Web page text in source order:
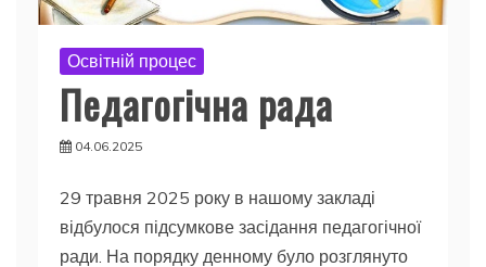
Освітній процес
Педагогічна рада
04.06.2025
29 травня 2025 року в нашому закладі
відбулося підсумкове засідання педагогічної
ради. На порядку денному було розглянуто